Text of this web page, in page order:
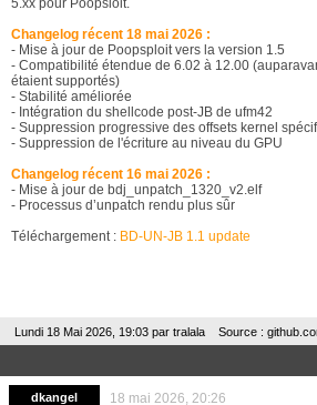
Changelog récent 18 mai 2026 :
- Mise à jour de Poopsploit vers la version 1.5
- Compatibilité étendue de 6.02 à 12.00
étaient supportés)
- Stabilité améliorée
- Intégration du shellcode post-JB de ufm42
- Suppression progressive des offsets kernel
- Suppression de l'écriture au niveau du GPU
Changelog récent 16 mai 2026 :
- Mise à jour de bdj_unpatch_1320_v2.elf
- Processus d’unpatch rendu plus sûr
Téléchargement : BD-UN-JB 1.1 update
Lundi 18 Mai 2026, 19:03 par tralala Source :
dkangel 18 mai 2026, 20:26